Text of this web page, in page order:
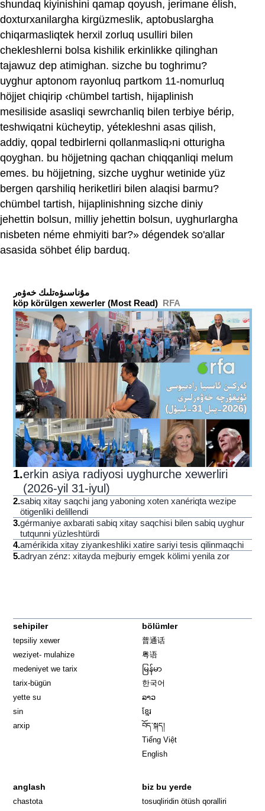
shundaq kiyinishini qamap qoyush, jerimane élish,
doxturxanilargha kirgüzmeslik, aptobuslargha
chiqarmasliqtek herxil zorluq usulliri bilen
chekleshlerni bolsa kishilik erkinlikke qilinghan
tajawuz dep atimighan. sizche bu toghrimu?
uyghur aptonom rayonluq partkom 11-nomurluq
höjjet chiqirip ‹chümbel tartish, hijaplinish
mesiliside asasliqi sewrchanliq bilen terbiye bérip,
teshwiqatni kücheytip, yétekleshni asas qilish,
addiy, qopal tedbirlerni qollanmasliq›ni otturigha
qoyghan. bu höjjetning qachan chiqqanliqi melum
emes. bu höjjetning, sizche uyghur wetinide yüz
bergen qarshiliq heriketliri bilen alaqisi barmu?
chümbel tartish, hijaplinishning sizche diniy
jehettin bolsun, milliy jehettin bolsun, uyghurlargha
nisbeten néme ehmiyiti bar?» dégendek so'allar
asasida söhbet élip barduq.
köp körülgen xewerler (Most Read) RFA
1.erkin asiya radiyosi uyghurche xewerliri
(2026-yil 31-iyul)
2.sabiq xitay saqchi jang yaboning xoten xanériqta wezipe
ötigenliki delillendi
3.gérmaniye axbarati sabiq xitay saqchisi bilen sabiq uyghur
tutqunni yüzleshtürdi
4.amérikida xitay ziyankeshliki xatire sariyi tesis qilinmaqchi
5.adryan zénz: xitayda mejburiy emgek kölimi yenila zor
sehipiler
tepsiliy xewer
weziyet- mulahize
medeniyet we tarix
tarix-bügün
yette su
sin
arxip
bölümler
普通话
粤语
မြန်မာ
한국어
ລາວ
ខ្មែរ
བོད་སྐད།
Tiếng Việt
English
anglash
chastota
biz bu yerde
tosuqliridin ötüsh qoralliri